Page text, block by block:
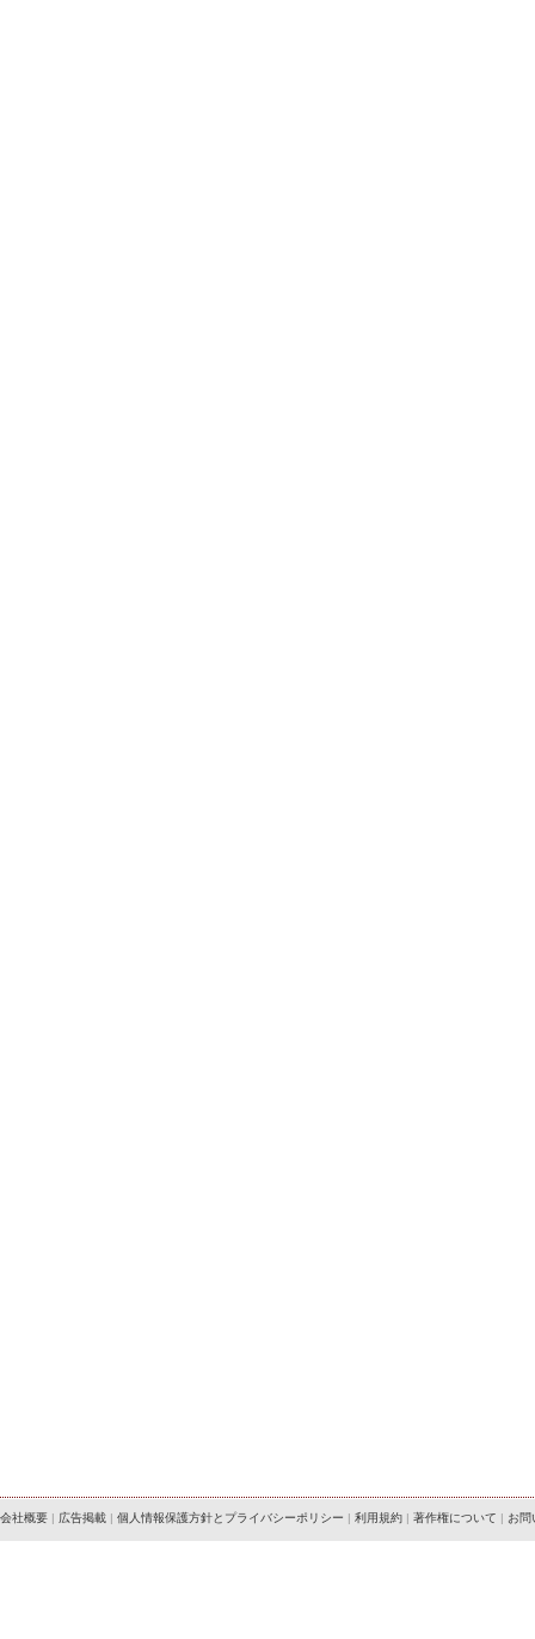
会社概要 | 広告掲載 | 個人情報保護方針とプライバシーポリシー | 利用規約 | 著作権について | お問